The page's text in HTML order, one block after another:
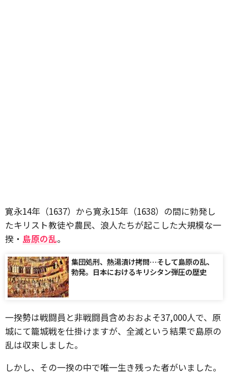
寛永14年（1637）から寛永15年（1638）の間に勃発し
たキリスト教徒や農民、浪人たちが起こした大規模な一
揆・ 島原の乱。
集団処刑、熱湯漬け拷問…そして島原の乱、
勃発。日本におけるキリシタン弾圧の歴史
一揆勢は戦闘員と非戦闘員含めおおよそ37,000人で、原
城にて籠城戦を仕掛けますが、全滅という結果で島原の
乱は収束しました。
しかし、その一揆の中で唯一生き残った者がいました。